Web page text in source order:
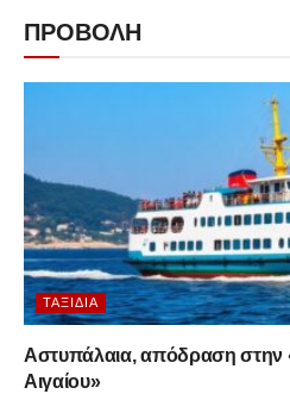
ΠΡΟΒΟΛΗ
ΤΑΞΊΔΙΑ
Αστυπάλαια, απόδραση στην
Αιγαίου»